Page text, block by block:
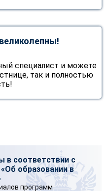
специалист и можете
так и полностью
в соответствии с
образовании в
программ